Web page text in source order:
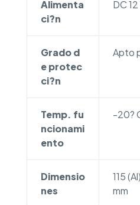
Alimenta
ci?n
DC
Grado d
e protec
ci?n
Apto
Temp. fu
ncionami
ento
-20?
Dimensio
nes
115
mm